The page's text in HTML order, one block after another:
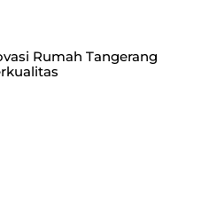
Rumah Tangerang